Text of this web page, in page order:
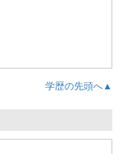
学歴の先頭へ▲